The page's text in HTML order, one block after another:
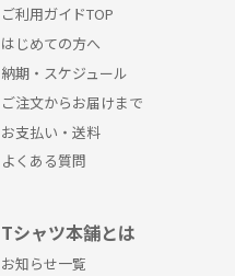
ご利用ガイドTOP
はじめての方へ
納期・スケジュール
ご注文からお届けまで
お支払い・送料
よくある質問
Tシャツ本舗とは
お知らせ一覧